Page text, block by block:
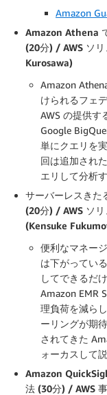
Amazon
Amazon Athena
(20分) / AWS ソ
Kurosawa)
Amazon
けられるフェ
AWS の提供す
Google
単にクエリを
回は追加され
エリして分析
サーバーレスきた
(20分) / AWS ソ
(Kensuke
便利なマネー
は下がってい
してできるだ
Amazon EMR
理負荷を減ら
ーリングが期
されてきた
ォーカスして
Amazon
法 (30分) / AWS